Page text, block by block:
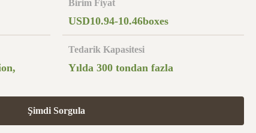
Birim Fiyat
USD10.94-10.46boxes
Tedarik Kapasitesi
Yılda 300 tondan fazla
Şimdi Sorgula